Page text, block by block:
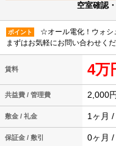
空室確認
ポイント
☆オール電化！ウォシ
まずはお気軽にお問い合わせく
賃料 4万
共益費 / 管理費 2,000
敷金 / 礼金 1ヶ月 /
保証金 / 敷引 0ヶ月 /